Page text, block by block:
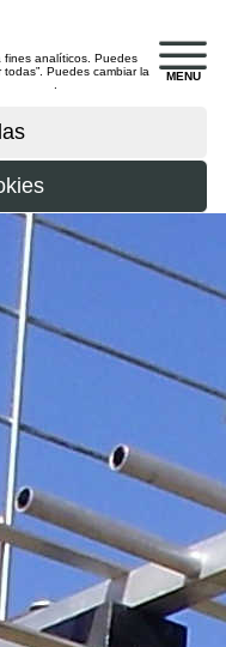
MENU
fines analíticos. Puedes
Puedes cambiar la